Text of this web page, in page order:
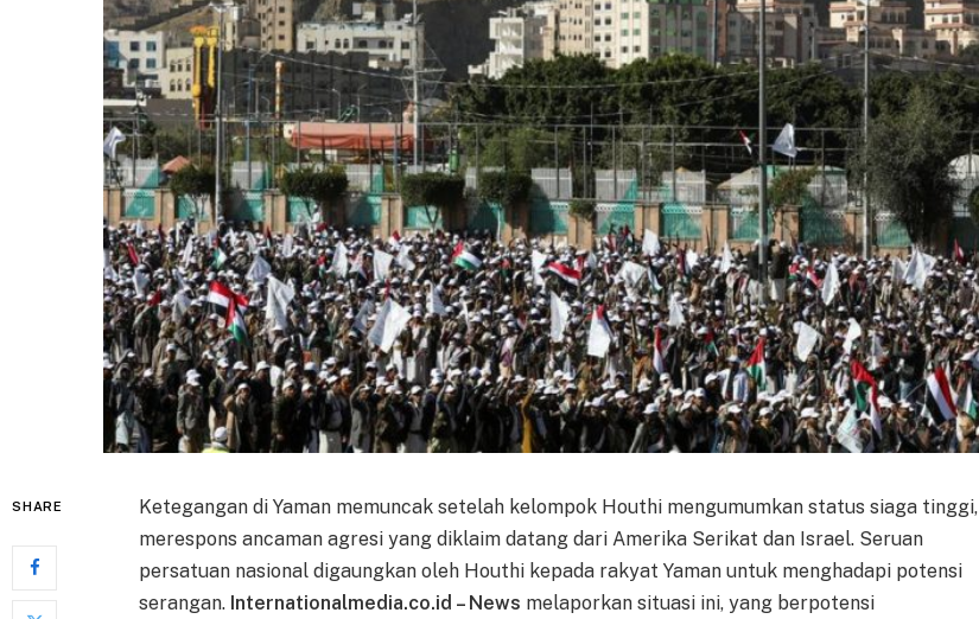
SHARE
Ketegangan di Yaman memuncak setelah kelompok Houthi mengumumkan status siaga tinggi,
merespons ancaman agresi yang diklaim datang dari Amerika Serikat dan Israel. Seruan
persatuan nasional digaungkan oleh Houthi kepada rakyat Yaman untuk menghadapi potensi
serangan. Internationalmedia.co.id – News melaporkan situasi ini, yang berpotensi